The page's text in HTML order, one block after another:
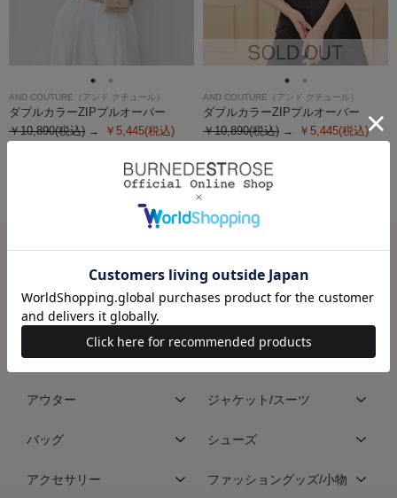
AND COUTURE（アンド クチュール）
ダブルカラーZIPプルオーバー
￥10,890(税込)
￥5,445(税込)
AND COUTURE（アンド クチュール）
ダブルカラーZIPプルオーバー
￥10,890(税込)
￥5,445(税込)
CATEGORY(AND COUTURE)
ワンピース
スカート パンツ
アウター ジャケット/スーツ
バッグ シューズ
アクセサリー ファッショングッズ/小物